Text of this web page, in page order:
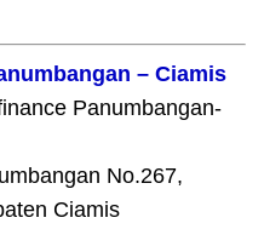
– Ciamis
Panumbangan-
No.267,
Ciamis